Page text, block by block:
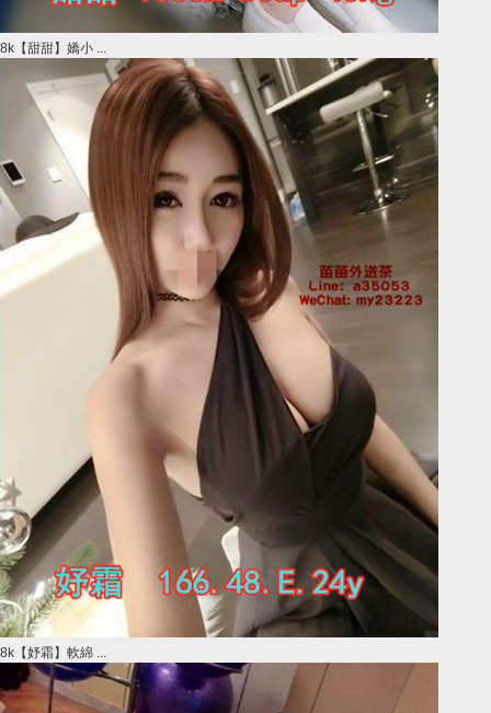
8k【甜甜】嬌小 ...
8k【妤霜】軟綿 ...